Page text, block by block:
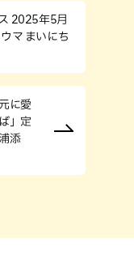
2025年5月
マ まいにち
に愛
」定
添